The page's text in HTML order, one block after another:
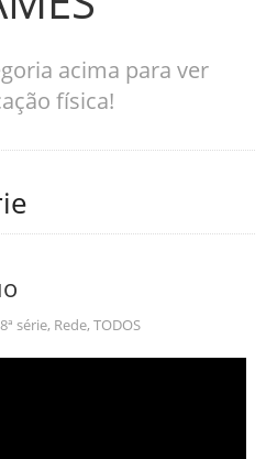
acima para ver
física!
8ª série, Rede, TODOS